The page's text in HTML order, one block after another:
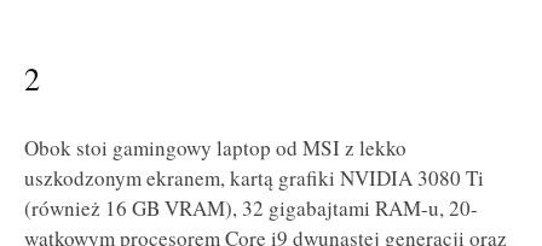
2
Obok stoi gamingowy laptop od MSI z lekko
uszkodzonym ekranem, kartą grafiki NVIDIA 3080 Ti
(również 16 GB VRAM), 32 gigabajtami RAM-u, 20-
wątkowym procesorem Core i9 dwunastej generacji oraz